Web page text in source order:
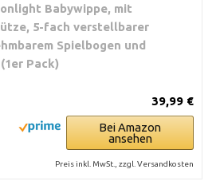
Babywippe, mit
5-fach verstellbarer
Spielbogen und
Pack)
39,99 €
Bei Amazon
ansehen
Preis inkl. MwSt., zzgl. Versandkosten